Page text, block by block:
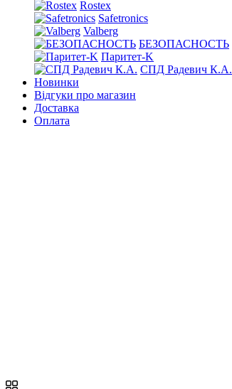
Rostex
Safetronics
Valberg
БЕЗОПАСНОСТЬ
Паритет-K
СПД Радевич К.А.
Новинки
Відгуки про магазин
Доставка
Оплата